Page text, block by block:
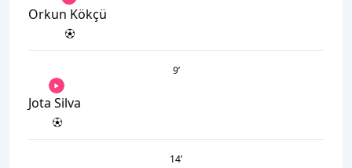
Orkun Kökçü
9’
Jota Silva
14’